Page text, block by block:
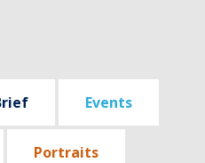
Events
Portraits